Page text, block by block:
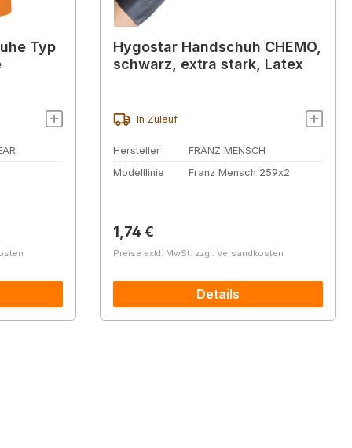
Typ
Hygostar Handschuh CHEMO,
schwarz, extra stark, Latex
In Zulauf
Hersteller
FRANZ MENSCH
Modelllinie
Franz Mensch 259x2
Regulärer Preis:
1,74 €
Preise exkl. MwSt. zzgl. Versandkosten
Details